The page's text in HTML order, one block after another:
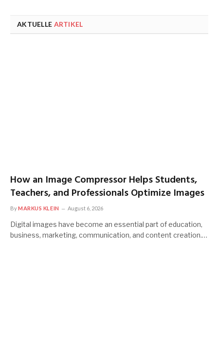
AKTUELLE ARTIKEL
How an Image Compressor Helps Students,
Teachers, and Professionals Optimize Images
ByMARKUS KLEIN August 6, 2026
Digital images have become an essential part of education,
business, marketing, communication, and content creation.…